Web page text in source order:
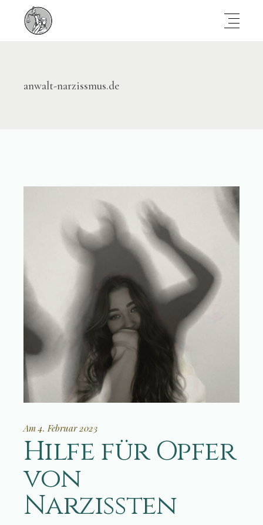
anwalt-narzissmus.de
Am 4. Februar 2023
Hilfe für Opfer
von
Narzissten